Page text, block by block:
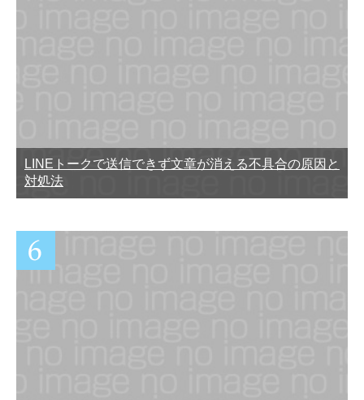
LINEトークで送信できず文章が消える不具合の原因と
対処法